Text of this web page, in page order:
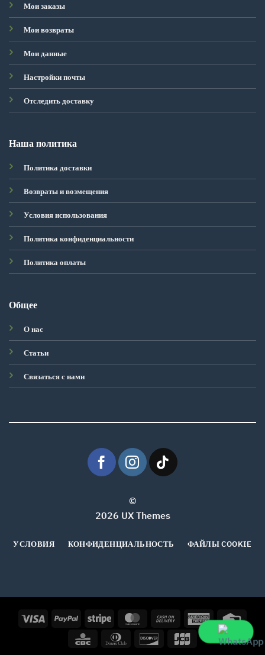
Мои заказы
Мои возвраты
Мои данные
Настройки почты
Отследить доставку
Наша политика
Политика доставки
Возвраты и возмещения
Условия использования
Политика конфиденциальности
Политика оплаты
Общее
О нас
Статьи
Связаться с нами
©
2026 UX Themes
УСЛОВИЯ КОНФИДЕНЦИАЛЬНОСТЬ ФАЙЛЫ COOKIE
Visa PayPal Stripe MasterCardCash
On
Delivery
American
Express
Card
Dinners
Discover
JCB